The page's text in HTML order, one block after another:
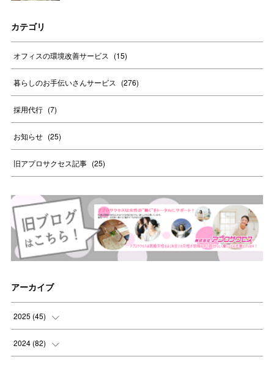
カテゴリ
オフィスの環境改善サービス (15)
暮らしのお手伝いさんサービス (276)
採用代行 (7)
お知らせ (25)
旧アプロサクセス記事 (25)
アーカイブ
2025 (45)
(8
2024 (82)